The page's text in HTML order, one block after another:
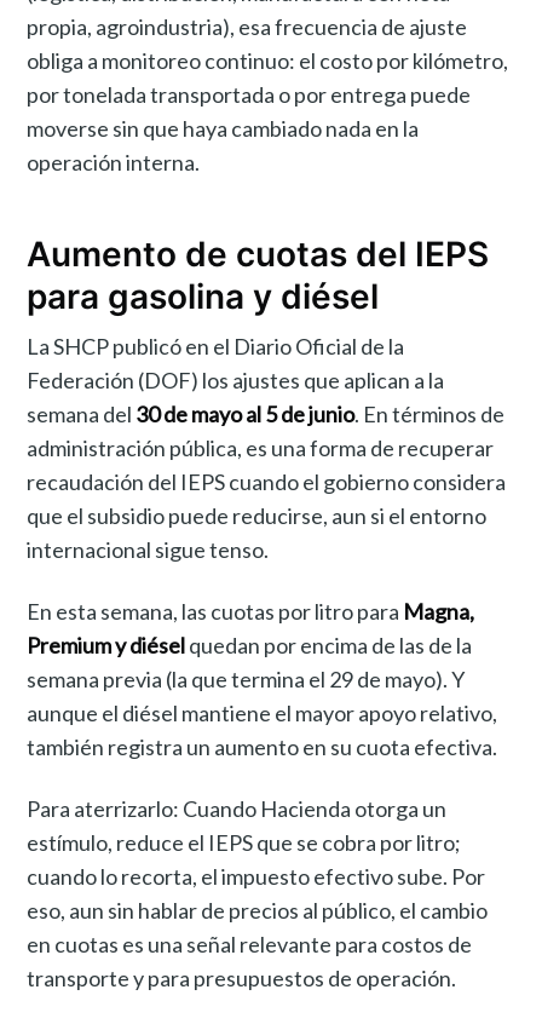
propia, agroindustria), esa frecuencia de ajuste
obliga a monitoreo continuo: el costo por kilómetro,
por tonelada transportada o por entrega puede
moverse sin que haya cambiado nada en la
operación interna.
Aumento de cuotas del IEPS
para gasolina y diésel
La SHCP publicó en el Diario Oficial de la
Federación (DOF) los ajustes que aplican a la
semana del 30 de mayo al 5 de junio. En términos de
administración pública, es una forma de recuperar
recaudación del IEPS cuando el gobierno considera
que el subsidio puede reducirse, aun si el entorno
internacional sigue tenso.
En esta semana, las cuotas por litro para Magna,
Premium y diéselquedan por encima de las de la
semana previa (la que termina el 29 de mayo). Y
aunque el diésel mantiene el mayor apoyo relativo,
también registra un aumento en su cuota efectiva.
Para aterrizarlo: Cuando Hacienda otorga un
estímulo, reduce el IEPS que se cobra por litro;
cuando lo recorta, el impuesto efectivo sube. Por
eso, aun sin hablar de precios al público, el cambio
en cuotas es una señal relevante para costos de
transporte y para presupuestos de operación.